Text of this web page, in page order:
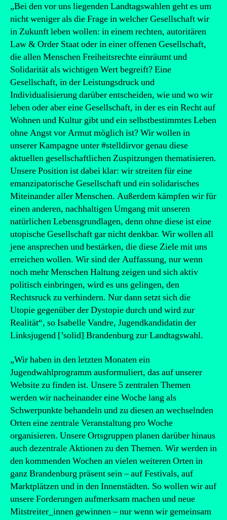
„Bei den vor uns liegenden Landtagswahlen geht es um
nicht weniger als die Frage in welcher Gesellschaft wir
in Zukunft leben wollen: in einem rechten, autoritären
Law & Order Staat oder in einer offenen Gesellschaft,
die allen Menschen Freiheitsrechte einräumt und
Solidarität als wichtigen Wert begreift? Eine
Gesellschaft, in der Leistungsdruck und
Individualisierung darüber entscheiden, wie und wo wir
leben oder aber eine Gesellschaft, in der es ein Recht auf
Wohnen und Kultur gibt und ein selbstbestimmtes Leben
ohne Angst vor Armut möglich ist? Wir wollen in
unserer Kampagne unter #stelldirvor genau diese
aktuellen gesellschaftlichen Zuspitzungen thematisieren.
Unsere Position ist dabei klar: wir streiten für eine
emanzipatorische Gesellschaft und ein solidarisches
Miteinander aller Menschen. Außerdem kämpfen wir für
einen anderen, nachhaltigen Umgang mit unseren
natürlichen Lebensgrundlagen, denn ohne diese ist eine
utopische Gesellschaft gar nicht denkbar. Wir wollen all
jene ansprechen und bestärken, die diese Ziele mit uns
erreichen wollen. Wir sind der Auffassung, nur wenn
noch mehr Menschen Haltung zeigen und sich aktiv
politisch einbringen, wird es uns gelingen, den
Rechtsruck zu verhindern. Nur dann setzt sich die
Utopie gegenüber der Dystopie durch und wird zur
Realität“, so Isabelle Vandre, Jugendkandidatin der
Linksjugend [’solid] Brandenburg zur Landtagswahl.
„Wir haben in den letzten Monaten ein
Jugendwahlprogramm ausformuliert, das auf unserer
Website zu finden ist. Unsere 5 zentralen Themen
werden wir nacheinander eine Woche lang als
Schwerpunkte behandeln und zu diesen an wechselnden
Orten eine zentrale Veranstaltung pro Woche
organisieren. Unsere Ortsgruppen planen darüber hinaus
auch dezentrale Aktionen zu den Themen. Wir werden in
den kommenden Wochen an vielen weiteren Orten in
ganz Brandenburg präsent sein – auf Festivals, auf
Marktplätzen und in den Innenstädten. So wollen wir auf
unsere Forderungen aufmerksam machen und neue
Mitstreiter_innen gewinnen – nur wenn wir gemeinsam